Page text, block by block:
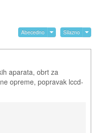
Abecedno Silazno
aparata, obrt za
opreme, popravak lccd-